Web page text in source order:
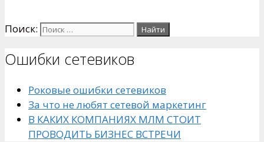
Поиск:
Ошибки сетевиков
Роковые ошибки сетевиков
За что не любят сетевой маркетинг
В КАКИХ КОМПАНИЯХ МЛМ СТОИТ
ПРОВОДИТЬ БИЗНЕС ВСТРЕЧИ